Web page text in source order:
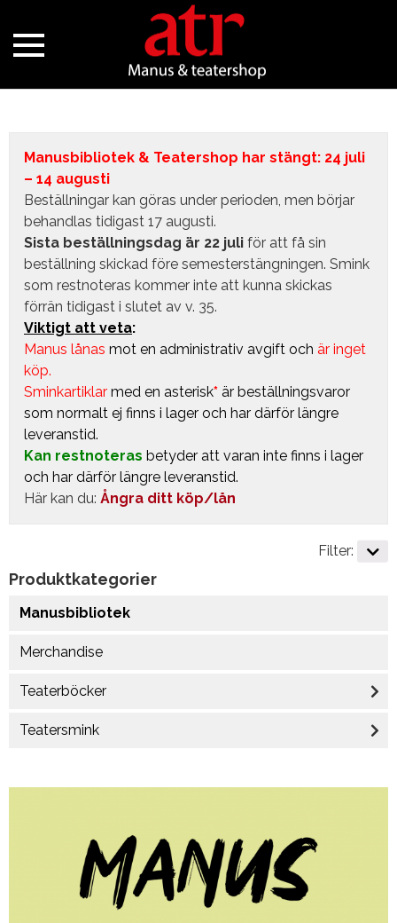
Manusbibliotek & Teatershop har stängt: 24 juli
– 14 augusti
Beställningar kan göras under perioden, men börjar
behandlas tidigast 17 augusti.
Sista beställningsdag är 22 juli för att få sin
beställning skickad före semesterstängningen. Smink
som restnoteras kommer inte att kunna skickas
förrän tidigast i slutet av v. 35.
Viktigt att veta:
Manus lånas mot en administrativ avgift och är inget
köp.
Sminkartiklar med en asterisk* är beställningsvaror
som normalt ej finns i lager och har därför längre
leveranstid.
Kan restnoteras betyder att varan inte finns i lager
och har därför längre leveranstid.
Här kan du: Ångra ditt köp/lån
Produktkategorier
Manusbibliotek
Merchandise
Teaterböcker
Teatersmink
Filter: